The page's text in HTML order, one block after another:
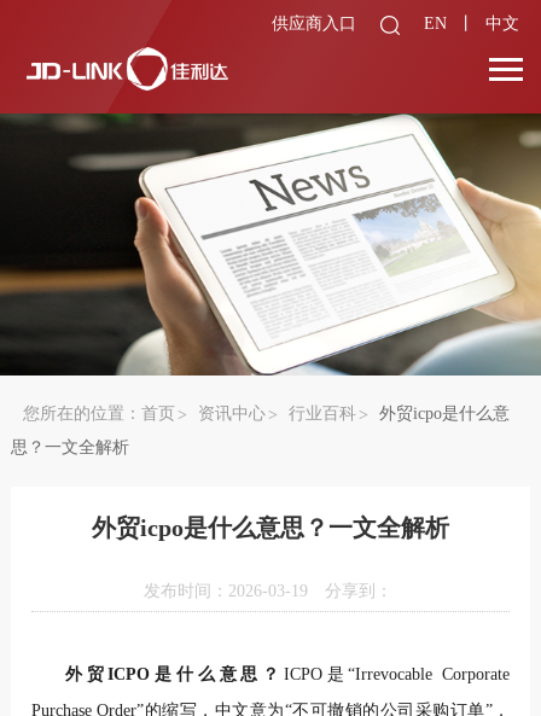
供应商入口 EN 中文
您所在的位置： 首页 资讯中心 行业百科
外贸icpo是什么意
思？一文全解析
外贸icpo是什么意思？一文全解析
发布时间：2026-03-19 分享到：
外贸ICPO是什么意思？ ICPO是“Irrevocable Corporate
Purchase Order”的缩写，中文意为“不可撤销的公司采购订单”，